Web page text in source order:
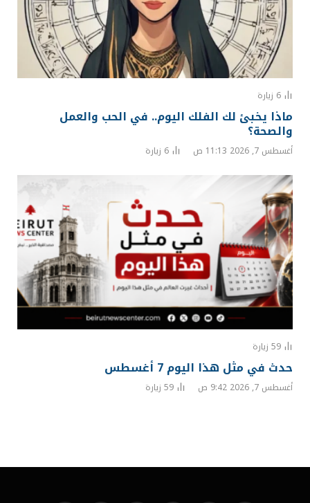
6 زيارة
ماذا يخبئ لك الفلك اليوم.. في الحب والعمل
والصحة؟
أغسطس 7, 2026 11:13 ص 6 زيارة
59 زيارة
حدث في مثل هذا اليوم 7 أغسطس
أغسطس 7, 2026 9:42 ص 59 زيارة